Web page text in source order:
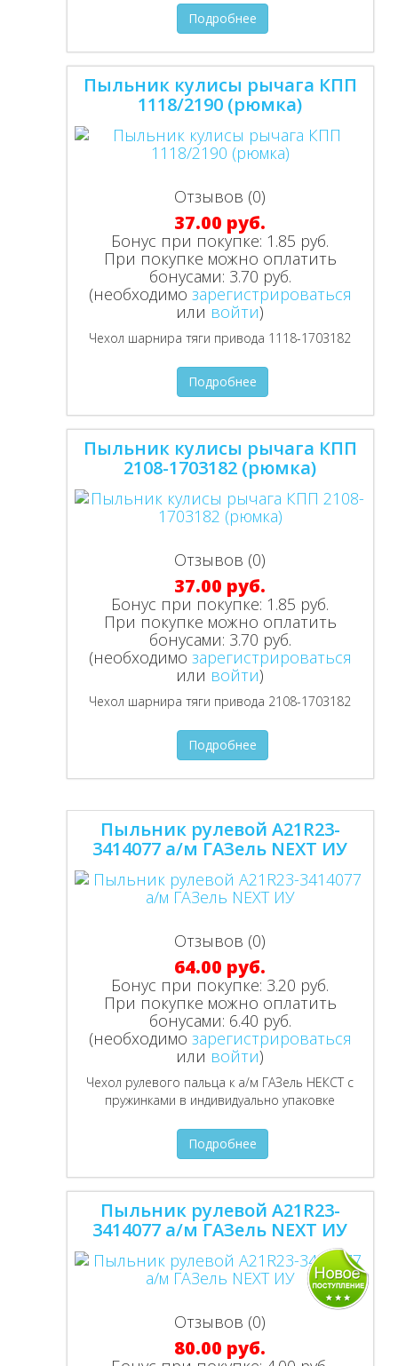
Подробнее
Пыльник кулисы рычага КПП
1118/2190 (рюмка)
Отзывов (0)
37.00 руб.
Бонус при покупке: 1.85 руб.
При покупке можно оплатить
бонусами: 3.70 руб.
(необходимо зарегистрироваться
или войти)
Чехол шарнира тяги привода 1118-1703182
Подробнее
Пыльник кулисы рычага КПП
2108-1703182 (рюмка)
Отзывов (0)
37.00 руб.
Бонус при покупке: 1.85 руб.
При покупке можно оплатить
бонусами: 3.70 руб.
(необходимо зарегистрироваться
или войти)
Чехол шарнира тяги привода 2108-1703182
Подробнее
Пыльник рулевой A21R23-
3414077 а/м ГАЗель NEXT ИУ
Отзывов (0)
64.00 руб.
Бонус при покупке: 3.20 руб.
При покупке можно оплатить
бонусами: 6.40 руб.
(необходимо зарегистрироваться
или войти)
Чехол рулевого пальца к а/м ГАЗель НЕКСТ с
пружинками в индивидуально упаковке
Подробнее
Пыльник рулевой A21R23-
3414077 а/м ГАЗель NEXT ИУ
Отзывов (0)
80.00 руб.